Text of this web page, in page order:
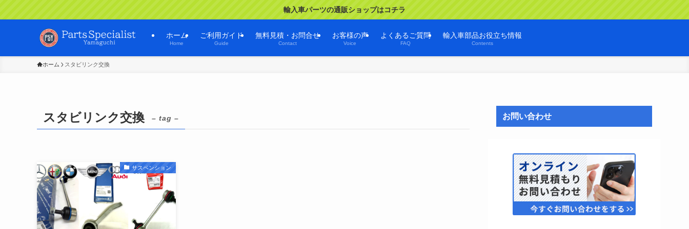
輸入車パーツの通販ショップはコチラ
ホーム
Home
ご利用ガイド
Guide
無料見積・お問合せ
Contact
お客様の声
Voice
よくあるご質問
FAQ
輸入車部品お役立ち情報
Contents
ホーム スタビリンク交換
スタビリンク交換 – tag –
サスペンション
お問い合わせ